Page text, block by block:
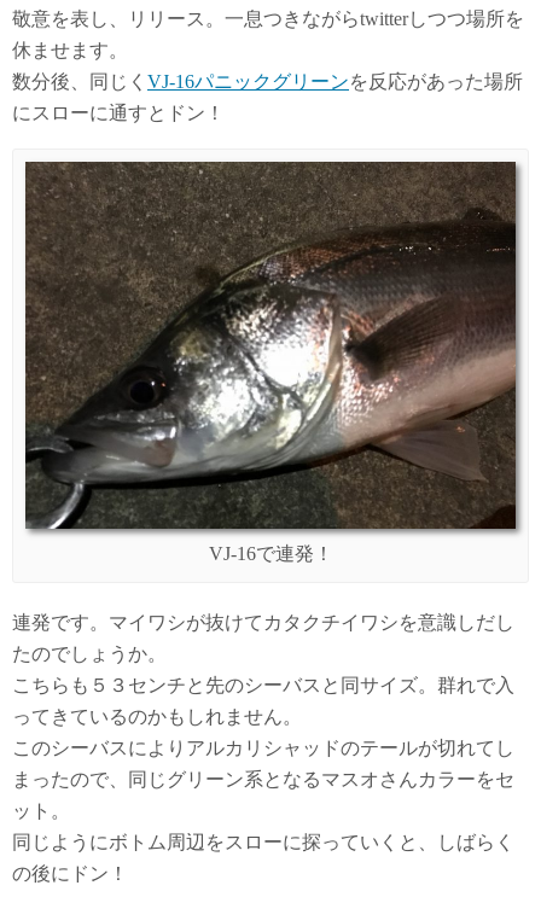
敬意を表し、リリース。一息つきながらtwitterしつつ場所を
休ませます。
数分後、同じく VJ-16パニックグリーンを反応があった場所
にスローに通すとドン！
VJ-16で連発！
連発です。マイワシが抜けてカタクチイワシを意識しだし
たのでしょうか。
こちらも５３センチと先のシーバスと同サイズ。群れで入
ってきているのかもしれません。
このシーバスによりアルカリシャッドのテールが切れてし
まったので、同じグリーン系となるマスオさんカラーをセ
ット。
同じようにボトム周辺をスローに探っていくと、しばらく
の後にドン！